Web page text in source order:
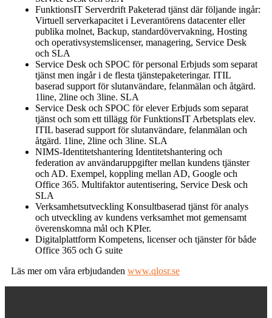
FunktionsIT Serverdrift Paketerad tjänst där följande ingår:
Virtuell serverkapacitet i Leverantörens datacenter eller
publika molnet, Backup, standardövervakning, Hosting
och operativsystemslicenser, managering, Service Desk
och SLA
Service Desk och SPOC för personal Erbjuds som separat
tjänst men ingår i de flesta tjänstepaketeringar. ITIL
baserad support för slutanvändare, felanmälan och åtgärd.
1line, 2line och 3line. SLA
Service Desk och SPOC för elever Erbjuds som separat
tjänst och som ett tillägg för FunktionsIT Arbetsplats elev.
ITIL baserad support för slutanvändare, felanmälan och
åtgärd. 1line, 2line och 3line. SLA
NIMS-Identitetshantering Identitetshantering och
federation av användaruppgifter mellan kundens tjänster
och AD. Exempel, koppling mellan AD, Google och
Office 365. Multifaktor autentisering, Service Desk och
SLA
Verksamhetsutveckling Konsultbaserad tjänst för analys
och utveckling av kundens verksamhet mot gemensamt
överenskomna mål och KPIer.
Digitalplattform Kompetens, licenser och tjänster för både
Office 365 och G suite
Läs mer om våra erbjudanden www.qlosr.se